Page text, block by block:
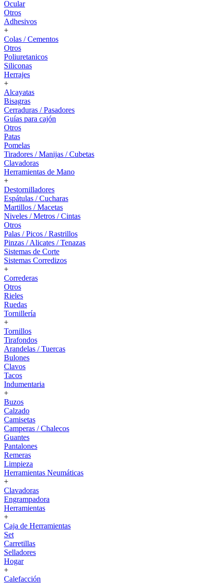
Ocular
Otros
Adhesivos
+
Colas / Cementos
Otros
Poliuretanicos
Siliconas
Herrajes
+
Alcayatas
Bisagras
Cerraduras / Pasadores
Guías para cajón
Otros
Patas
Pomelas
Tiradores / Manijas / Cubetas
Clavadoras
Herramientas de Mano
+
Destornilladores
Espátulas / Cucharas
Martillos / Macetas
Niveles / Metros / Cintas
Otros
Palas / Picos / Rastrillos
Pinzas / Alicates / Tenazas
Sistemas de Corte
Sistemas Corredizos
+
Correderas
Otros
Rieles
Ruedas
Tornillería
+
Tornillos
Tirafondos
Arandelas / Tuercas
Bulones
Clavos
Tacos
Indumentaria
+
Buzos
Calzado
Camisetas
Camperas / Chalecos
Guantes
Pantalones
Remeras
Limpieza
Herramientas Neumáticas
+
Clavadoras
Engrampadora
Herramientas
+
Caja de Herramientas
Set
Carretillas
Selladores
Hogar
+
Calefacción